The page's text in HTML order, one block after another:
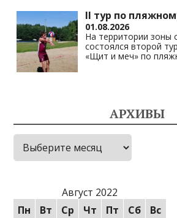
II тур по
01.08.2026
На территории зоны
состоялся второй
«Щит и меч» по
АРХИВЫ
Архивы
Август 2022
Пн
Вт Ср Чт Пт Сб
Вс